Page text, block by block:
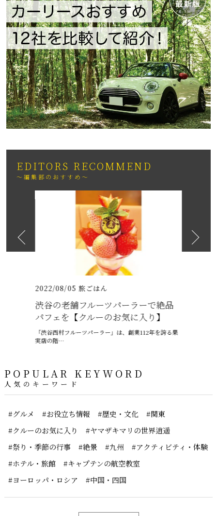
EDITORS RECOMMEND
～編集部のおすすめ～
2026
紹介
2022/08/05 旅ごはん
渋谷の老舗フルーツパーラーで絶品
パフェを【クルーのお気に入り】
「渋谷西村フルーツパーラー」は、創業112年を誇る果
実店の階…
POPULAR KEYWORD
人気のキーワード
#グルメ #お役立ち情報 #歴史・文化
#関東
#クルーのお気に入り
#ヤマザキマリの世界逍遥
#祭り・季節の行事
#絶景 #九州
#アクティビティ・体験
#ホテル・旅館
#キャプテンの航空教室
#ヨーロッパ・ロシア
#中国・四国